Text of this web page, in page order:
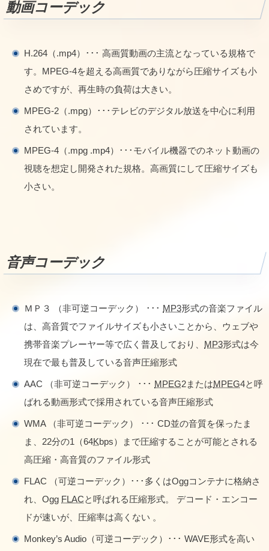
動画コーデック
H.264（.mp4）･･･ 高画質動画の主流となっている規格で
す。MPEG-4を超える高画質でありながら圧縮サイズも小
さめですが、再生時の負荷は大きい。
MPEG-2（.mpg）･･･テレビのデジタル放送を中心に利用
されています。
MPEG-4（.mpg .mp4）･･･モバイル機器でのネット動画の
視聴を想定し開発された規格。高画質にして圧縮サイズも
小さい。
音声コーデック
ＭＰ３ （非可逆コーデック） ･･･ MP3形式の音楽ファイル
は、高音質でファイルサイズも小さいことから、ウェブや
携帯音楽プレーヤー等で広く普及しており、 MP3形式は今
現在で最も普及している音声圧縮形式
AAC （非可逆コーデック） ･･･ MPEG2またはMPEG4と呼
ばれる動画形式で採用されている音声圧縮形式
WMA （非可逆コーデック） ･･･ CD並の音質を保ったま
ま、22分の1（64Kbps）まで圧縮することが可能とされる
高圧縮・高音質のファイル形式
FLAC （可逆コーデック）･･･多くはOggコンテナに格納さ
れ、Ogg FLACと呼ばれる圧縮形式。 デコード・エンコー
ドが速いが、圧縮率は高くない 。
Monkey’s Audio（可逆コーデック）･･･ WAVE形式を高い